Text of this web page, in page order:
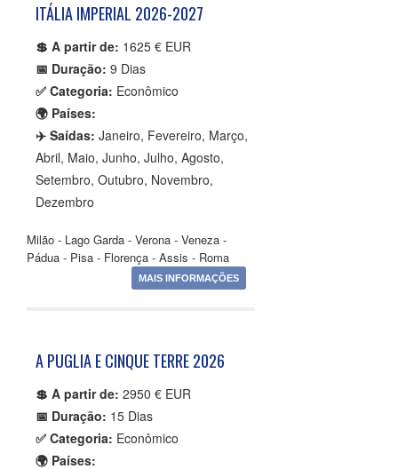
ITÁLIA IMPERIAL 2026-2027
💲 A partir de: 1625 € EUR
📅 Duração: 9 Dias
✅ Categoria: Econômico
🌍 Países:
✈️ Saídas: Janeiro, Fevereiro, Março,
Abril, Maio, Junho, Julho, Agosto,
Setembro, Outubro, Novembro,
Dezembro
Milão - Lago Garda - Verona - Veneza -
Pádua - Pisa - Florença - Assis - Roma
MAIS INFORMAÇÕES
A PUGLIA E CINQUE TERRE 2026
💲 A partir de: 2950 € EUR
📅 Duração: 15 Dias
✅ Categoria: Econômico
🌍 Países: